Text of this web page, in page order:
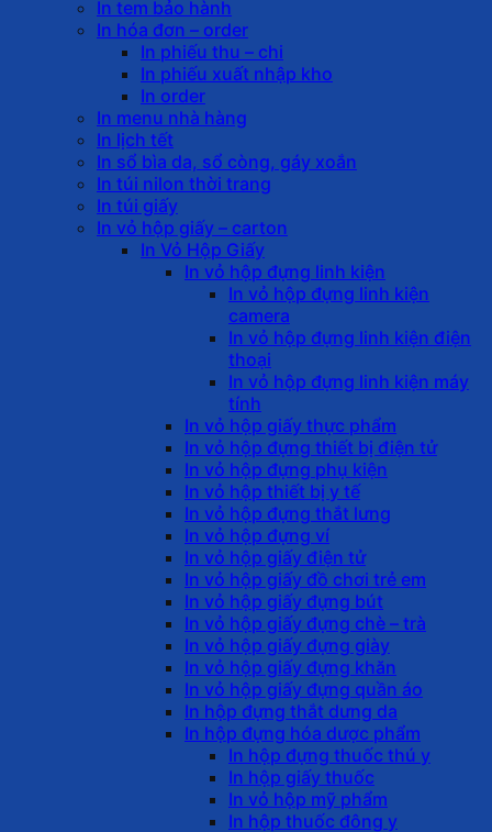
In tem bảo hành
In hóa đơn – order
In phiếu thu – chi
In phiếu xuất nhập kho
In order
In menu nhà hàng
In lịch tết
In sổ bìa da, sổ còng, gáy xoắn
In túi nilon thời trang
In túi giấy
In vỏ hộp giấy – carton
In Vỏ Hộp Giấy
In vỏ hộp đựng linh kiện
In vỏ hộp đựng linh kiện
camera
In vỏ hộp đựng linh kiện điện
thoại
In vỏ hộp đựng linh kiện máy
tính
In vỏ hộp giấy thực phẩm
In vỏ hộp đựng thiết bị điện tử
In vỏ hộp đựng phụ kiện
In vỏ hộp thiết bị y tế
In vỏ hộp đựng thắt lưng
In vỏ hộp đựng ví
In vỏ hộp giấy điện tử
In vỏ hộp giấy đồ chơi trẻ em
In vỏ hộp giấy đựng bút
In vỏ hộp giấy đựng chè – trà
In vỏ hộp giấy đựng giày
In vỏ hộp giấy đựng khăn
In vỏ hộp giấy đựng quần áo
In hộp đựng thắt dưng da
In hộp đựng hóa dược phẩm
In hộp đựng thuốc thú y
In hộp giấy thuốc
In vỏ hộp mỹ phẩm
In hộp thuốc đông y